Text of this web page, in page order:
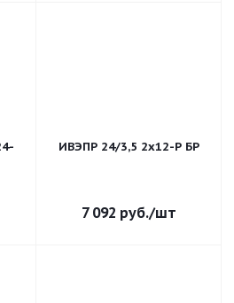
ИВЭПР 24/3,5 2x12-Р БР
7 092 руб./шт